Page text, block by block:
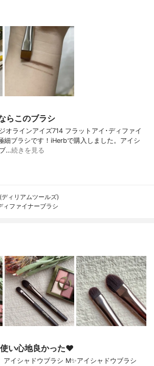
らこのブラシ
オラインアイズ714 フラットアイ･ディファイ
細ブラシです！iHerbで購入しました。アイシ
…続きを見る
ィリアムツールズ)
ィファイナーブラシ
い心地良かった❤︎
アイシャドウブラシ M✨アイシャドウブラシ